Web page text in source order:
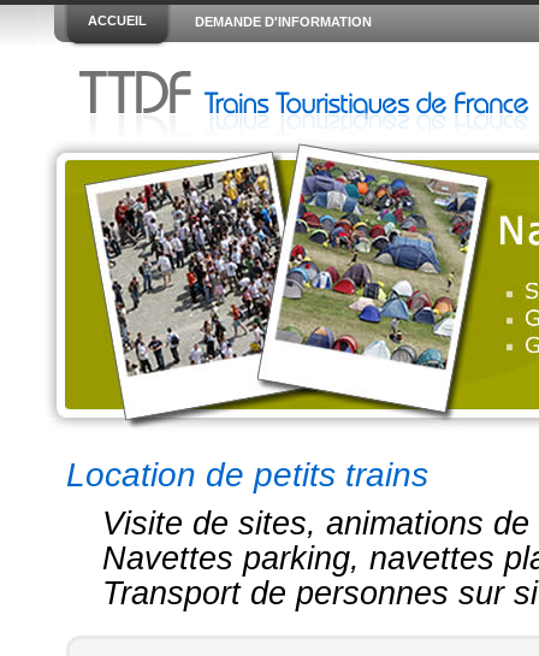
ACCUEIL DEMANDE D'INFORMATION
Location de petits trains
Visite de sites, animations
Navettes parking, navettes
Transport de personnes sur